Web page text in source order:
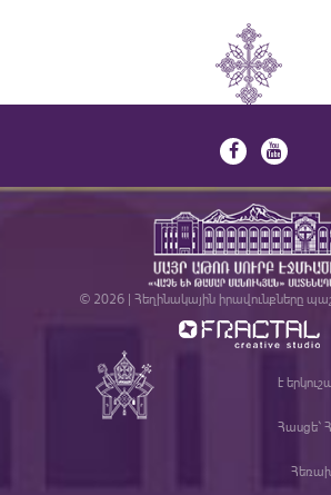
© 2026 | Հեղինակային իրավունքները
է
Հասցե`